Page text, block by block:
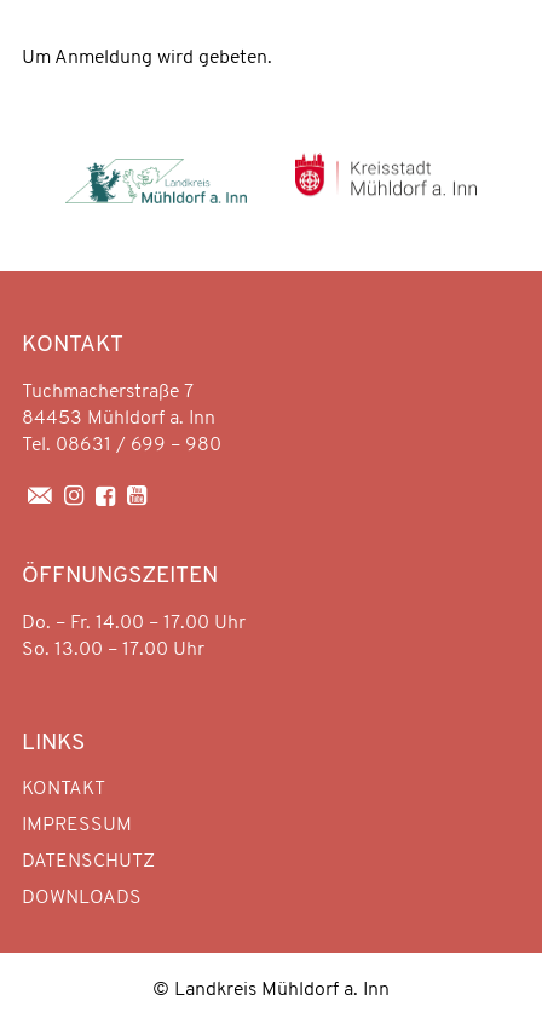
Um Anmeldung wird gebeten.
KONTAKT
Tuchmacherstraße 7
84453 Mühldorf a. Inn
Tel. 08631 / 699 – 980
   
ÖFFNUNGSZEITEN
Do. – Fr. 14.00 – 17.00 Uhr
So. 13.00 – 17.00 Uhr
LINKS
KONTAKT
IMPRESSUM
DATENSCHUTZ
DOWNLOADS
© Landkreis Mühldorf a. Inn